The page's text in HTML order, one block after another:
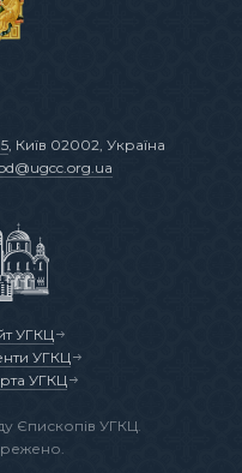
, Київ 02002, Україна
УГКЦ
УГКЦ
УГКЦ
Єпископів УГКЦ.